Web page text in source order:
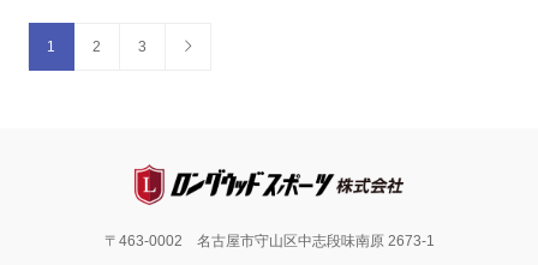
1 2 3
〒463-0002 名古屋市守山区中志段味南原 2673-1